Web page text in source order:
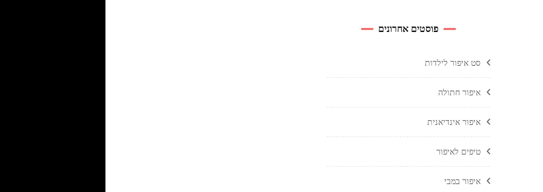
פוסטים אחרונים
סט איפור לילדות
איפור חתולה
איפור אינדיאנית
טיפים לאיפור
איפור במבי